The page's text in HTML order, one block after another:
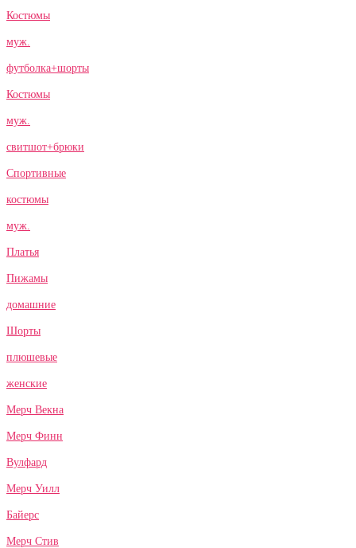
Костюмы
муж.
футболка+шорты
Костюмы
муж.
свитшот+брюки
Спортивные
костюмы
муж.
Платья
Пижамы
домашние
Шорты
плюшевые
женские
Мерч Векна
Мерч Финн
Вулфард
Мерч Уилл
Байерс
Мерч Стив